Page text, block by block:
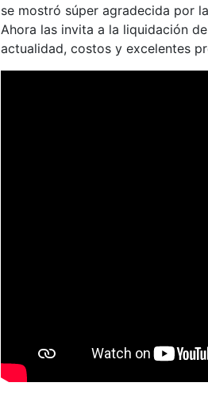
se mostró súper agradecida por
Ahora las invita a la liquidación
actualidad, costos y excelentes